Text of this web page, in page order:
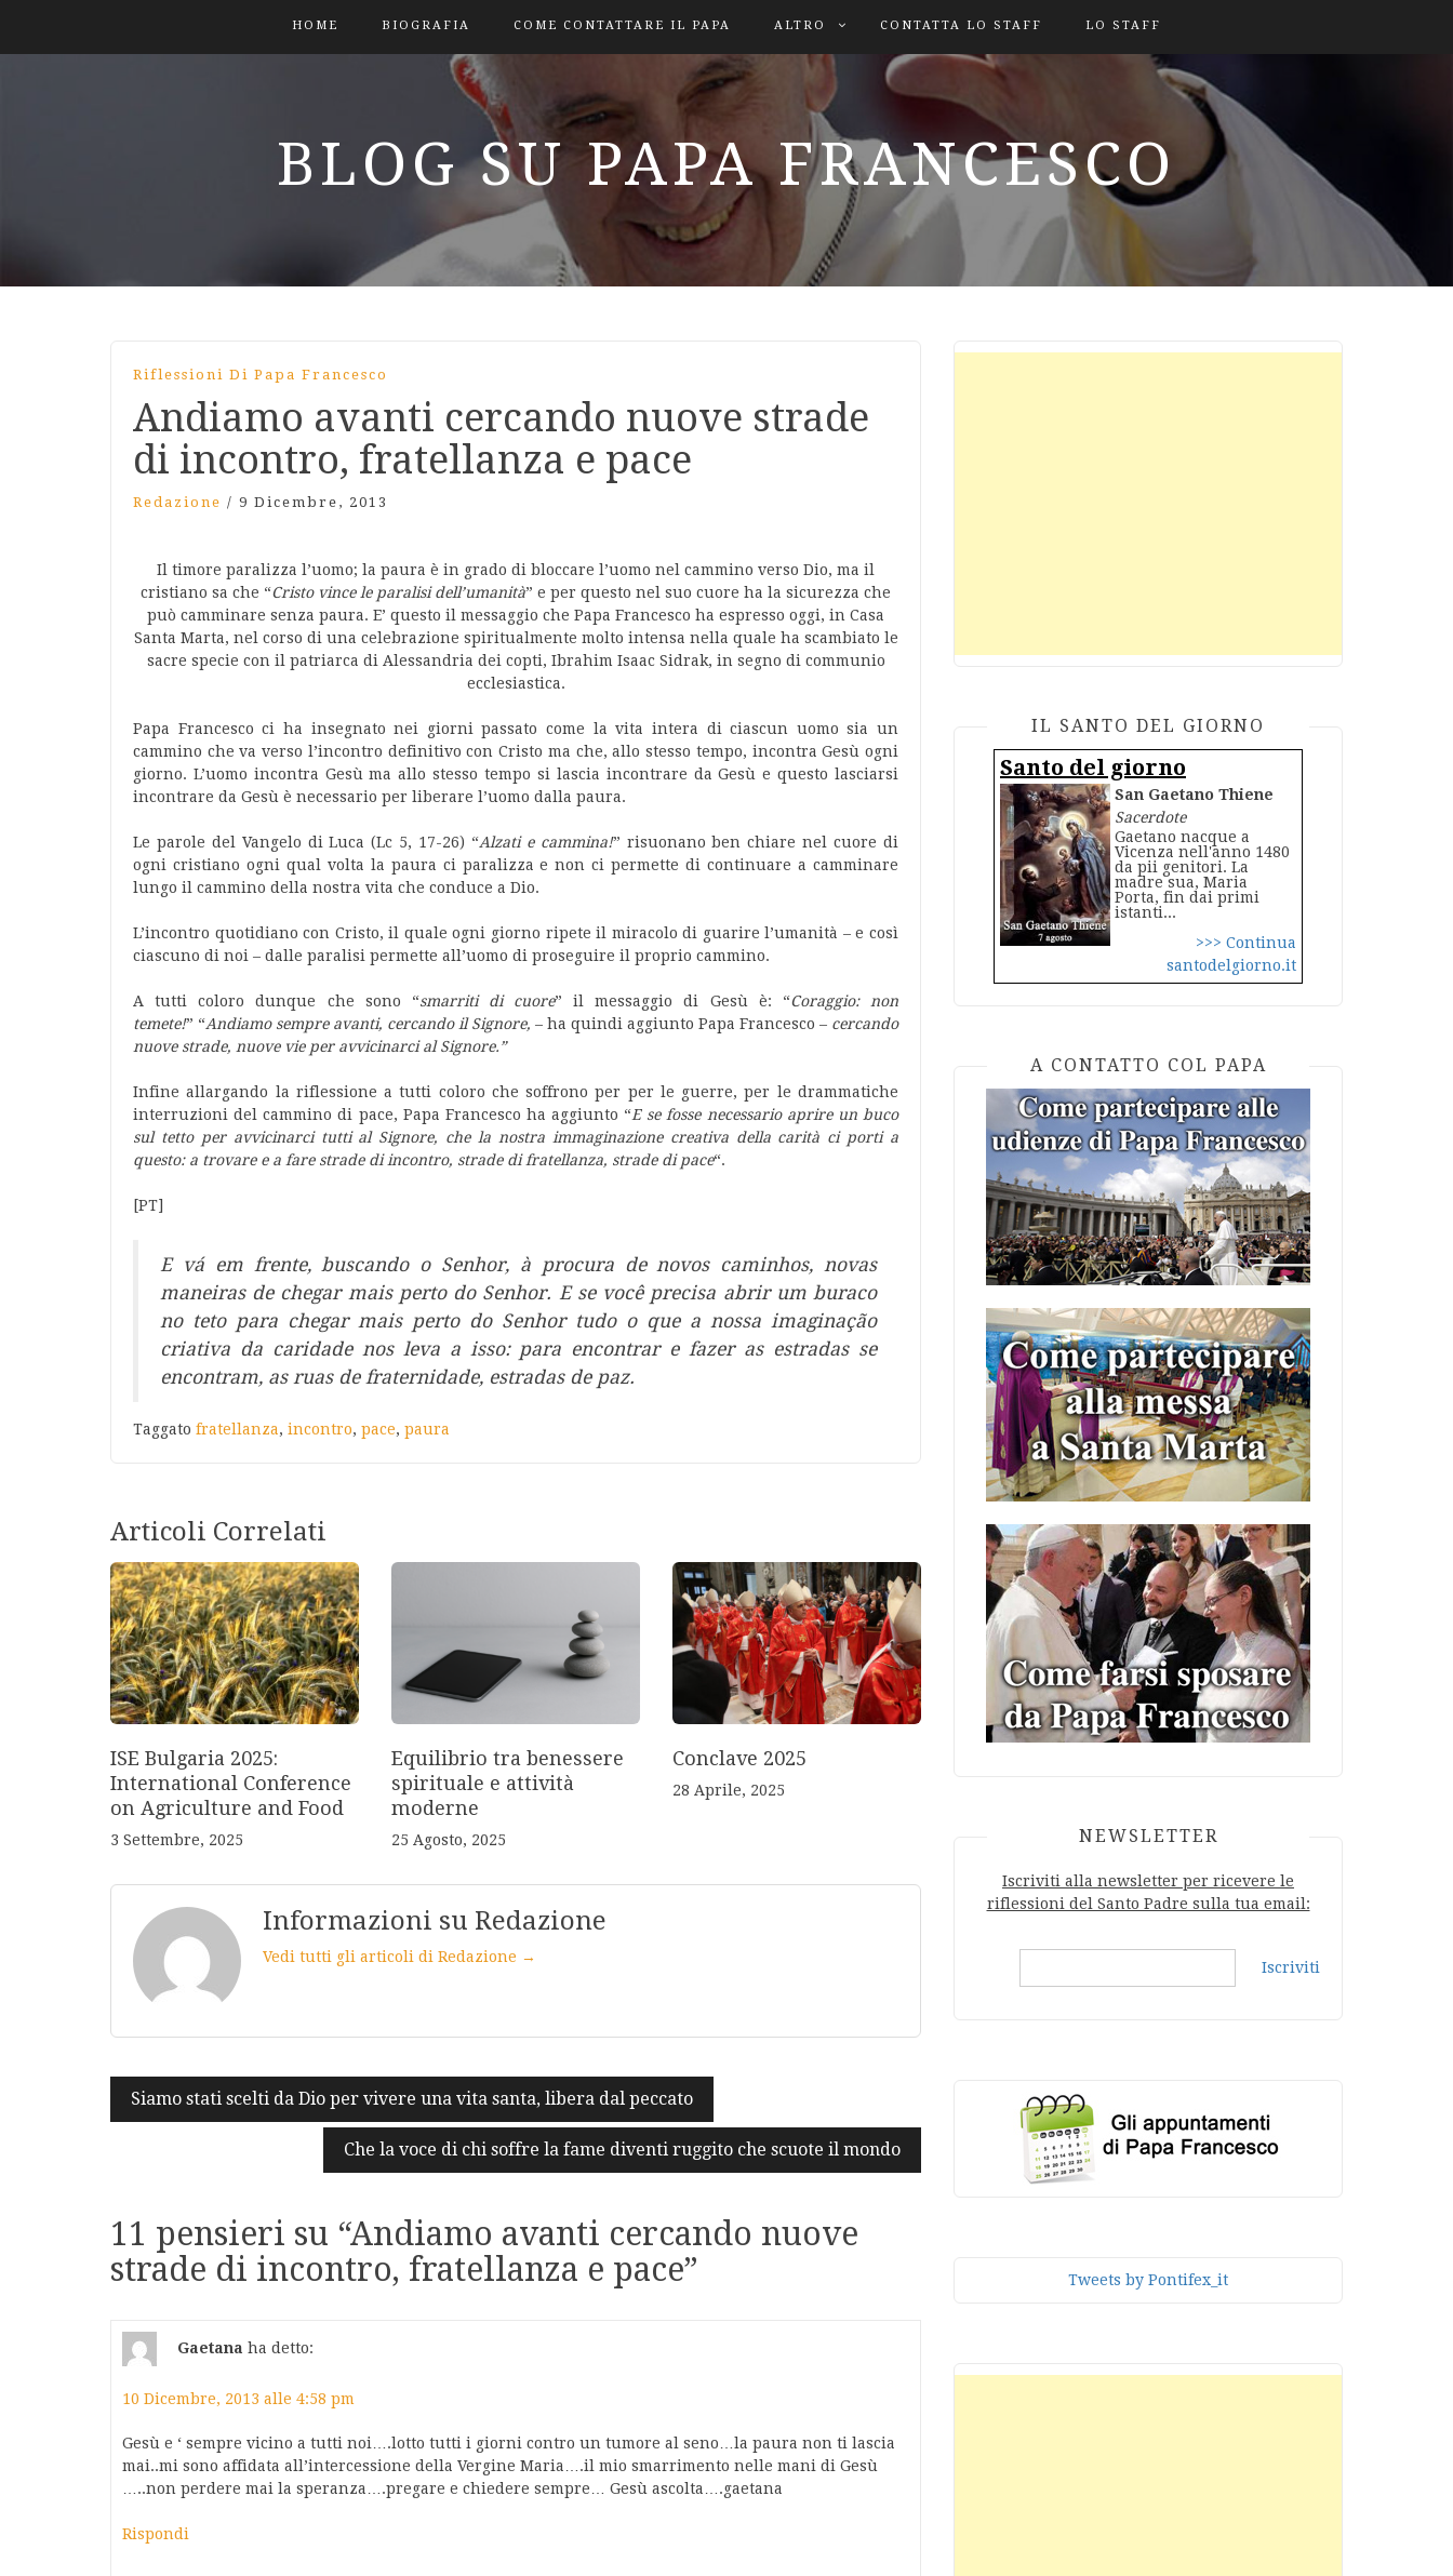
HOME BIOGRAFIA COME CONTATTARE IL PAPA ALTRO CONTATTA LO STAFF LO STAFF
BLOG SU PAPA FRANCESCO
Riflessioni Di Papa Francesco
Andiamo avanti cercando nuove strade
di incontro, fratellanza e pace
Redazione / 9 Dicembre, 2013
Il timore paralizza l’uomo; la paura è in grado di bloccare l’uomo nel cammino verso Dio, ma il
cristiano sa che “Cristo vince le paralisi dell’umanità” e per questo nel suo cuore ha la sicurezza che
può camminare senza paura. E’ questo il messaggio che Papa Francesco ha espresso oggi, in Casa
Santa Marta, nel corso di una celebrazione spiritualmente molto intensa nella quale ha scambiato le
sacre specie con il patriarca di Alessandria dei copti, Ibrahim Isaac Sidrak, in segno di communio
ecclesiastica.
Papa Francesco ci ha insegnato nei giorni passato come la vita intera di ciascun uomo sia un
cammino che va verso l’incontro definitivo con Cristo ma che, allo stesso tempo, incontra Gesù ogni
giorno. L’uomo incontra Gesù ma allo stesso tempo si lascia incontrare da Gesù e questo lasciarsi
incontrare da Gesù è necessario per liberare l’uomo dalla paura.
Le parole del Vangelo di Luca (Lc 5, 17-26) “Alzati e cammina!” risuonano ben chiare nel cuore di
ogni cristiano ogni qual volta la paura ci paralizza e non ci permette di continuare a camminare
lungo il cammino della nostra vita che conduce a Dio.
L’incontro quotidiano con Cristo, il quale ogni giorno ripete il miracolo di guarire l’umanità – e così
ciascuno di noi – dalle paralisi permette all’uomo di proseguire il proprio cammino.
A tutti coloro dunque che sono “smarriti di cuore” il messaggio di Gesù è: “Coraggio: non
temete!” “Andiamo sempre avanti, cercando il Signore, – ha quindi aggiunto Papa Francesco – cercando
nuove strade, nuove vie per avvicinarci al Signore.”
Infine allargando la riflessione a tutti coloro che soffrono per per le guerre, per le drammatiche
interruzioni del cammino di pace, Papa Francesco ha aggiunto “E se fosse necessario aprire un buco
sul tetto per avvicinarci tutti al Signore, che la nostra immaginazione creativa della carità ci porti a
questo: a trovare e a fare strade di incontro, strade di fratellanza, strade di pace“.
[PT]
E vá em frente, buscando o Senhor, à procura de novos caminhos, novas
maneiras de chegar mais perto do Senhor. E se você precisa abrir um buraco
no teto para chegar mais perto do Senhor tudo o que a nossa imaginação
criativa da caridade nos leva a isso: para encontrar e fazer as estradas se
encontram, as ruas de fraternidade, estradas de paz.
Taggato fratellanza, incontro, pace, paura
Articoli Correlati
ISE Bulgaria 2025:
International Conference
on Agriculture and Food
3 Settembre, 2025
Equilibrio tra benessere
spirituale e attività
moderne
25 Agosto, 2025
Conclave 2025
28 Aprile, 2025
Informazioni su Redazione
Vedi tutti gli articoli di Redazione →
Navigazione
articoli
Siamo stati scelti da Dio per vivere una vita santa, libera dal peccato
Che la voce di chi soffre la fame diventi ruggito che scuote il mondo
11 pensieri su “Andiamo avanti cercando nuove
strade di incontro, fratellanza e pace”
Gaetana ha detto:
10 Dicembre, 2013 alle 4:58 pm
Gesù e ‘ sempre vicino a tutti noi….lotto tutti i giorni contro un tumore al seno…la paura non ti lascia
mai..mi sono affidata all’intercessione della Vergine Maria….il mio smarrimento nelle mani di Gesù
…..non perdere mai la speranza….pregare e chiedere sempre… Gesù ascolta….gaetana
Rispondi
IL SANTO DEL GIORNO
Santo del giorno
San Gaetano Thiene
Sacerdote
Gaetano nacque a
Vicenza nell'anno 1480
da pii genitori. La
madre sua, Maria
Porta, fin dai primi
istanti...
>>> Continua
santodelgiorno.it
A CONTATTO COL PAPA
NEWSLETTER
Iscriviti alla newsletter per ricevere le
riflessioni del Santo Padre sulla tua email:
Iscriviti
Tweets by Pontifex_it